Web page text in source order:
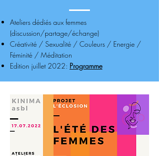
Ateliers dédiés aux femmes
(discussion/partage/échange)
Créativité / Sexualité / Couleurs / Energie /
Féminité / Méditation
Edition juillet 2022: Programme